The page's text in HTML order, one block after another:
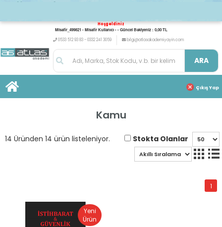
Hoşgeldiniz
Misafir_499821 - Misafir Kullanıcı - - Güncel Bakiyeniz : 0,00 TL
0533 512 93 83 - 0332 241 3059
bilgi@atlasakademiyayin.com
ARA
Çıkış Yap
Kamu
14 Üründen 14 ürün listeleniyor. Stokta Olanlar
1
Yeni
Ürün